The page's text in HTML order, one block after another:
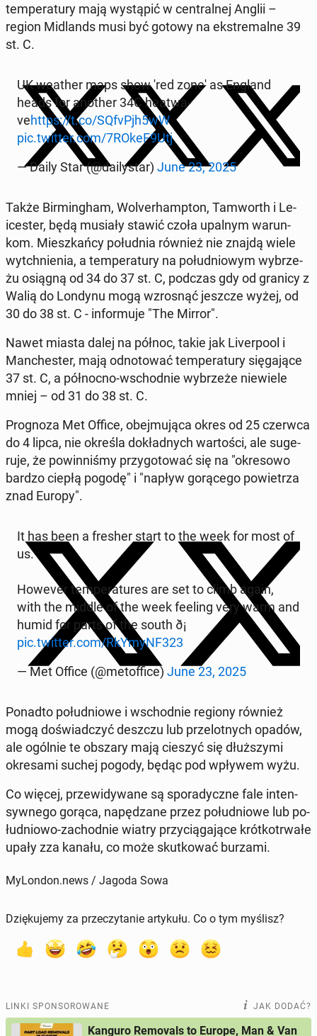
tem­pe­ra­tu­ry mają wy­stą­pić w cen­tral­nej Anglii –
region Mi­dlands musi być gotowy na eks­tre­mal­ne 39
st. C.
UK weather maps show 'red zone' as England
heads for another 34C he­atwa­
vehttps://t.co/SQfvPjh5wW
pic.twitter.com/7ROkeF9Utj
— Daily Star (@da­ily­star) June 23, 2025
Także Bir­ming­ham, Wo­lver­hamp­ton, Tam­worth i Le­
ice­ster, będą musiały stawić czoła upalnym wa­run­
kom. Miesz­kań­cy po­łu­dnia również nie znajdą wiele
wy­tchnie­nia, a tem­pe­ra­tu­ry na po­łu­dnio­wym wy­brze­
żu osiągną od 34 do 37 st. C, podczas gdy od granicy z
Walią do Londynu mogą wzro­snąć jeszcze wyżej, od
30 do 38 st. C - in­for­mu­je "The Mirror".
Nawet miasta dalej na północ, takie jak Li­ver­po­ol i
Man­che­ster, mają od­no­to­wać tem­pe­ra­tu­ry się­ga­ją­ce
37 st. C, a pół­noc­no-wschod­nie wy­brze­że nie­wie­le
mniej – od 31 do 38 st. C.
Pro­gno­za Met Office, obej­mu­ją­ca okres od 25 czerwca
do 4 lipca, nie określa do­kład­nych war­to­ści, ale su­ge­
ru­je, że po­win­ni­śmy przy­go­to­wać się na "okre­so­wo
bardzo ciepłą pogodę" i "napływ go­rą­ce­go po­wie­trza
znad Europy".
It has been a fresher start to the week for most of
us.
However tem­pe­ra­tu­res are set to climb again,
with the middle of the week feeling very warm and
humid for parts of the south ð¡️
pic.twitter.com/RkYmyNF323
— Met Office (@me­tof­fi­ce) June 23, 2025
Ponadto po­łu­dnio­we i wschod­nie regiony również
mogą do­świad­czyć deszczu lub prze­lot­nych opadów,
ale ogólnie te obszary mają cieszyć się dłuż­szy­mi
okre­sa­mi suchej pogody, będąc pod wpływem wyżu.
Co więcej, prze­wi­dy­wa­ne są spo­ra­dycz­ne fale in­ten­
syw­ne­go gorąca, na­pę­dza­ne przez po­łu­dnio­we lub po­
łu­dnio­wo-za­chod­nie wiatry przy­cią­ga­ją­ce krót­ko­trwa­łe
upały zza kanału, co może skut­ko­wać burzami.
MyLondon.news / Jagoda Sowa
Dziękujemy za przeczytanie artykułu. Co o tym myślisz?
LINKI SPONSOROWANE JAK DODAĆ?
Kanguro Removals to Europe, Man & Van